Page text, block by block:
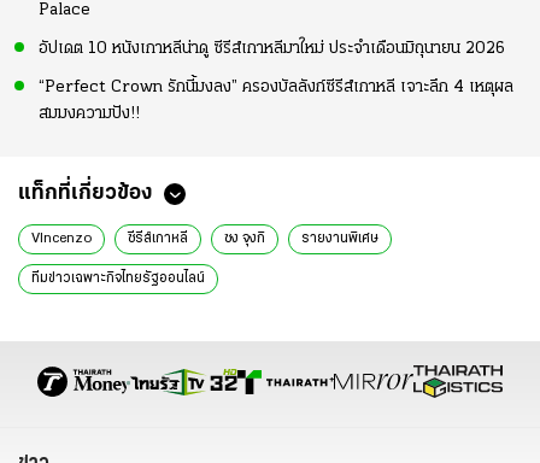
Palace
อัปเดต 10 หนังเกาหลีน่าดู ซีรีส์เกาหลีมาใหม่ ประจำเดือนมิถุนายน 2026
“Perfect Crown รักนี้มงลง” ครองบัลลังก์ซีรีส์เกาหลี เจาะลึก 4 เหตุผล
สมมงความปัง!!
แท็กที่เกี่ยวข้อง
VIncenzo ซีรีส์เกาหลี ซง จุงกิ รายงานพิเศษ
ทีมข่าวเฉพาะกิจไทยรัฐออนไลน์